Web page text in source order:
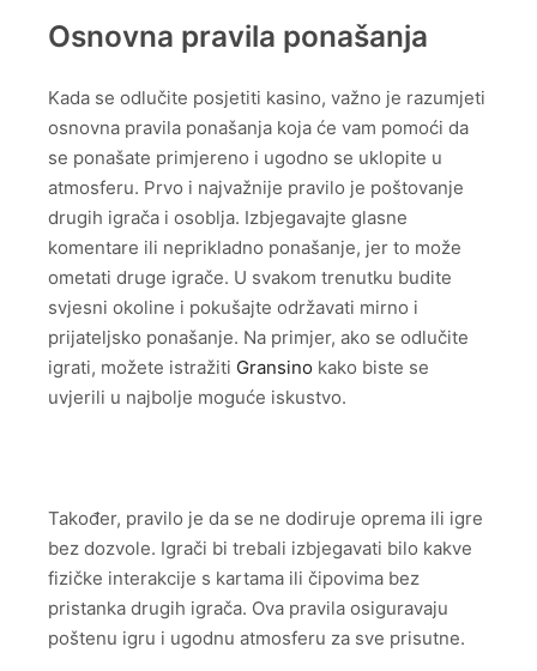
Osnovna pravila ponašanja
Kada se odlučite posjetiti kasino, važno je razumjeti
osnovna pravila ponašanja koja će vam pomoći da
se ponašate primjereno i ugodno se uklopite u
atmosferu. Prvo i najvažnije pravilo je poštovanje
drugih igrača i osoblja. Izbjegavajte glasne
komentare ili neprikladno ponašanje, jer to može
ometati druge igrače. U svakom trenutku budite
svjesni okoline i pokušajte održavati mirno i
prijateljsko ponašanje. Na primjer, ako se odlučite
igrati, možete istražiti Gransino kako biste se
uvjerili u najbolje moguće iskustvo.
Također, pravilo je da se ne dodiruje oprema ili igre
bez dozvole. Igrači bi trebali izbjegavati bilo kakve
fizičke interakcije s kartama ili čipovima bez
pristanka drugih igrača. Ova pravila osiguravaju
poštenu igru i ugodnu atmosferu za sve prisutne.